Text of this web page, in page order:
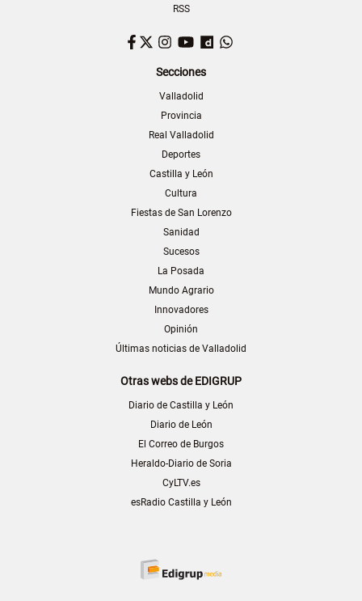
RSS
Facebook
TwitterInstagram
YouTubeDailymotion
Secciones
Valladolid
Provincia
Real Valladolid
Deportes
Castilla y León
Cultura
Fiestas de San Lorenzo
Sanidad
Sucesos
La Posada
Mundo Agrario
Innovadores
Opinión
Últimas noticias de Valladolid
Otras webs de EDIGRUP
Diario de Castilla y León
Diario de León
El Correo de Burgos
Heraldo-Diario de Soria
CyLTV.es
esRadio Castilla y León